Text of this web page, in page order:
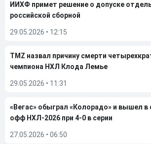
ИИХФ примет решение о допуске
российской сборной
29.05.2026 • 12:15
TMZ назвал причину смерти
чемпиона НХЛ Клода Лемье
29.05.2026 • 11:31
«Вегас» обыграл «Колорадо» и вышел в
офф НХЛ-2026 при 4-0 в серии
27.05.2026 • 06:50